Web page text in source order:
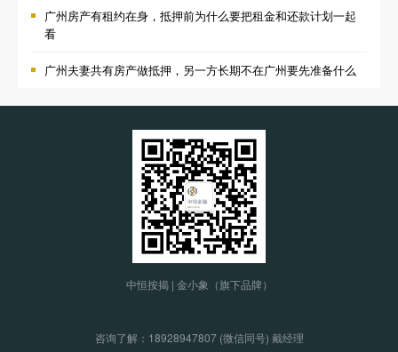
广州房产有租约在身，抵押前为什么要把租金和还款计划一起
看
广州夫妻共有房产做抵押，另一方长期不在广州要先准备什么
中恒按揭 | 金小象（旗下品牌）
咨询了解： 18928947807 (微信同号) 戴经理